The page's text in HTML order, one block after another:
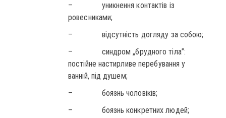
– уникнення контактів із
ровесниками;
– відсутність догляду за собою;
– синдром „брудного тіла”:
постійне настирливе перебування у
ванній, під душем;
– боязнь чоловіків;
– боязнь конкретних людей;